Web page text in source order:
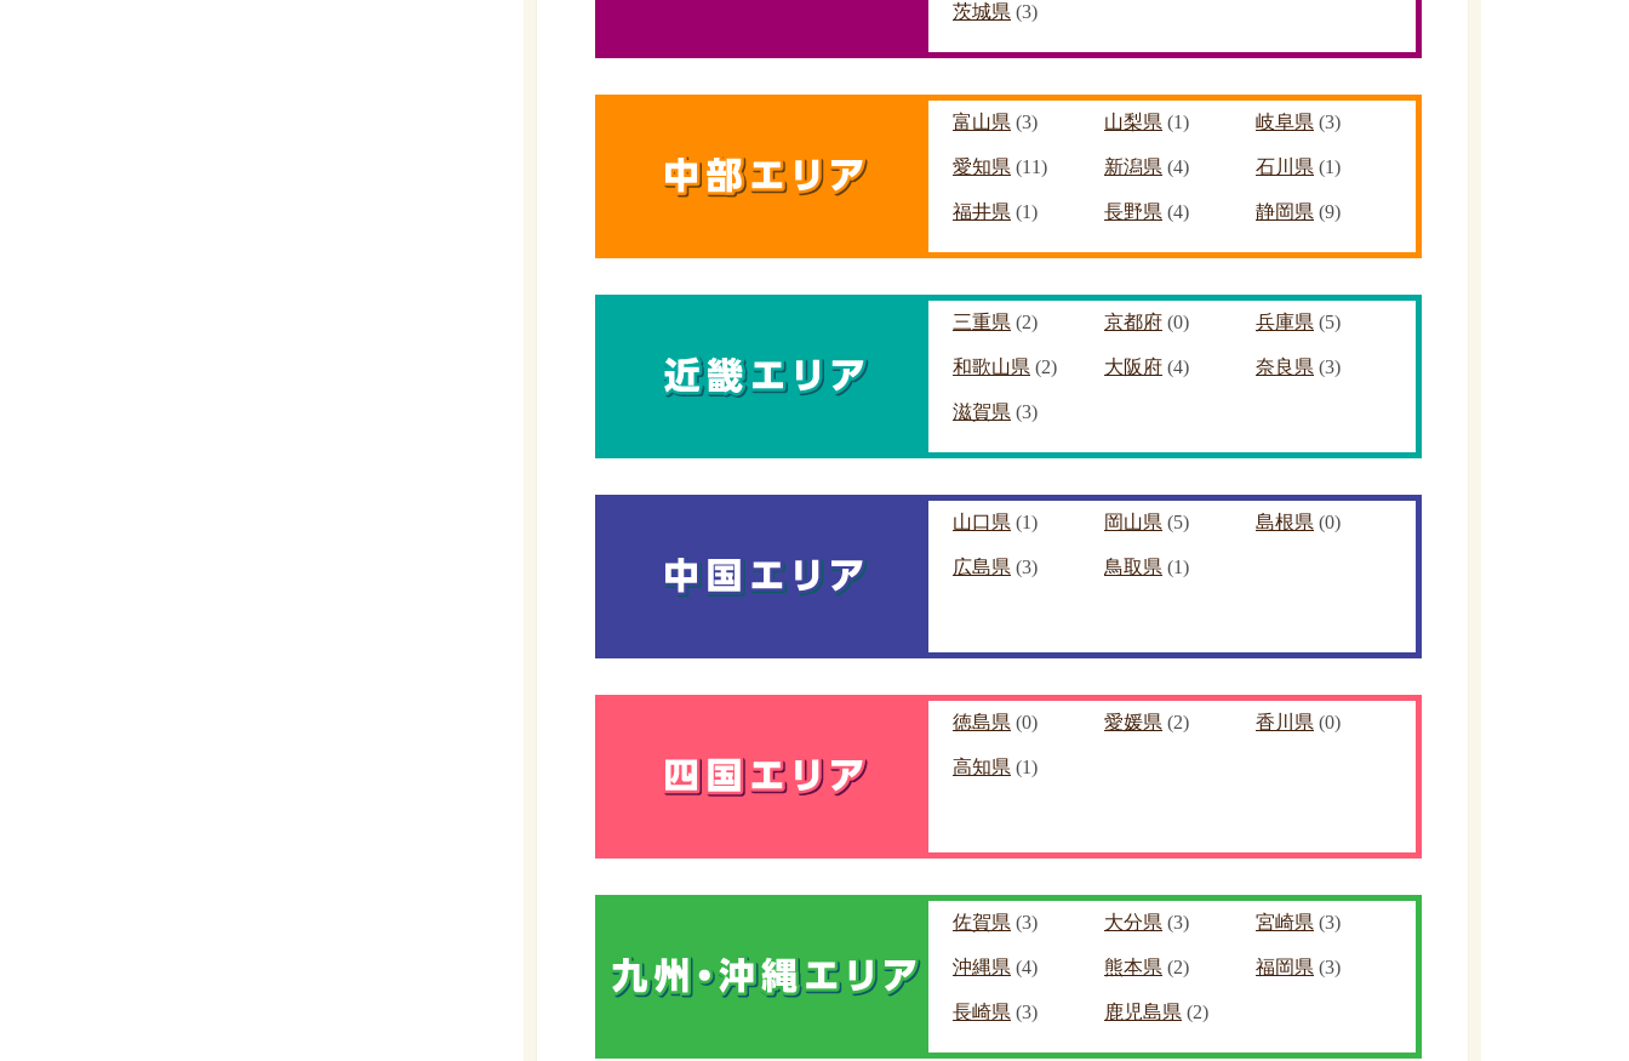
茨城県 (3)
富山県 (3) 山梨県 (1) 岐阜県 (3)
愛知県 (11) 新潟県 (4) 石川県 (1)
福井県 (1) 長野県 (4) 静岡県 (9)
三重県 (2) 京都府 (0) 兵庫県 (5)
和歌山県 (2) 大阪府 (4) 奈良県 (3)
滋賀県 (3)
山口県 (1) 岡山県 (5) 島根県 (0)
広島県 (3) 鳥取県 (1)
徳島県 (0) 愛媛県 (2) 香川県 (0)
高知県 (1)
佐賀県 (3) 大分県 (3) 宮崎県 (3)
沖縄県 (4) 熊本県 (2) 福岡県 (3)
長崎県 (3) 鹿児島県 (2)